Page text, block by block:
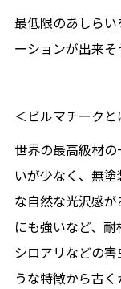
最低限のあしら
ーションが出来そ
＜ビルマチークと
世界の最高級材
いが少なく、無
な自然な光沢感
にも強いなど、
シロアリなどの
うな特徴から古